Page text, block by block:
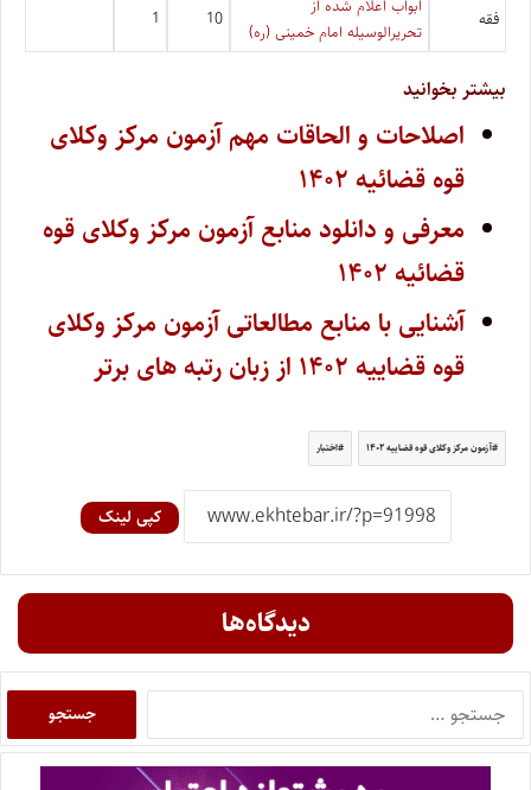
فقه
ابواب اعلام شده از
تحریرالوسیله امام خمینی (ره)
10
1
بیشتر بخوانید
اصلاحات و الحاقات مهم آزمون مرکز وکلای
قوه قضائیه ۱۴۰۲
معرفی و دانلود منابع آزمون مرکز وکلای قوه
قضائیه ۱۴۰۲
آشنایی با منابع مطالعاتی آزمون مرکز وکلای
قوه قضاییه ۱۴۰۲ از زبان رتبه های برتر
آزمون مرکز وکلای قوه قضاییه ۱۴۰۲ اختبار
کپی لینک
دیدگاه‌ها